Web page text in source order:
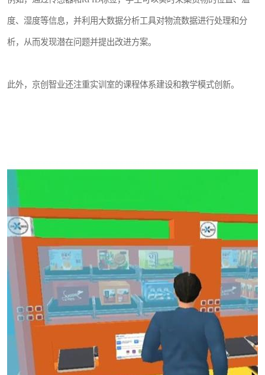
度、湿度等信息，并利用大数据分析工具对物流数据进行处理和分
析，从而发现潜在问题并提出改进方案。
此外，京创智业还注重实训室的课程体系建设和教学模式创新。